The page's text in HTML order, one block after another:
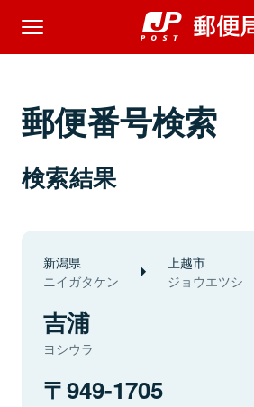
郵便番号検索
検索結果
新潟県
ニイガタケン
上越市
ジョウエツシ
吉浦
ヨシウラ
949-1705